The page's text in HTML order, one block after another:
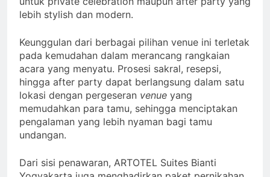
lebih stylish dan modern.
Keunggulan dari berbagai pilihan venue ini terletak
pada kemudahan dalam merancang rangkaian
acara yang menyatu. Prosesi sakral, resepsi,
hingga after party dapat berlangsung dalam satu
lokasi dengan pergeseran venue yang
memudahkan para tamu, sehingga menciptakan
pengalaman yang lebih nyaman bagi tamu
undangan.
Dari sisi penawaran, ARTOTEL Suites Bianti